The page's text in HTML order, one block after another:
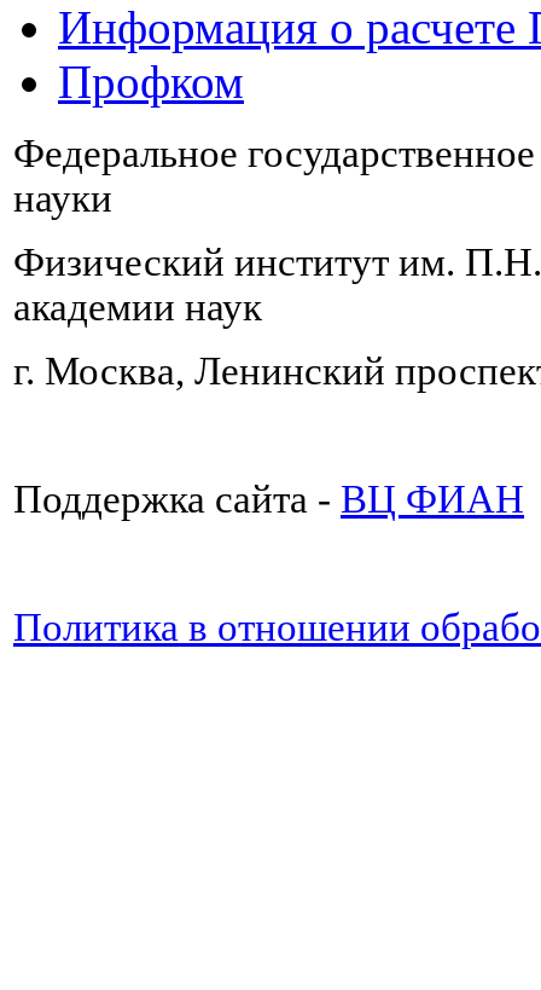
Информация о
Профком
Федеральное
науки
Физический институт им.
академии наук
г. Москва, Ленинский
Поддержка сайта - ВЦ ФИАН
Политика в отношении